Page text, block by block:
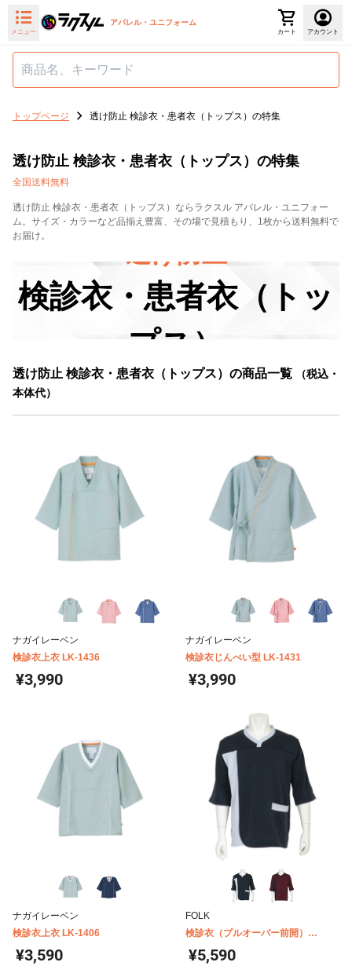
メニュー
アパレル・ユニフォーム
カート アカウント
トップページ 透け防止 検診衣・患者衣（トップス）の特集
透け防止 検診衣・患者衣（トップス）の特集
全国送料無料
透け防止 検診衣・患者衣（トップス）ならラクスル アパレル・ユニフォー
ム。サイズ・カラーなど品揃え豊富、その場で見積もり、1枚から送料無料で
お届け。
検診衣・患者衣（トッ
プス）
透け防止 検診衣・患者衣（トップス）の商品一覧
（税込・
本体代）
ナガイレーベン
検診衣上衣 LK-1436
¥3,990
ナガイレーベン
検診衣じんべい型 LK-1431
¥3,990
ナガイレーベン
検診衣上衣 LK-1406
¥3,590
FOLK
検診衣（プルオーバー前開）
7075SK
¥5,590